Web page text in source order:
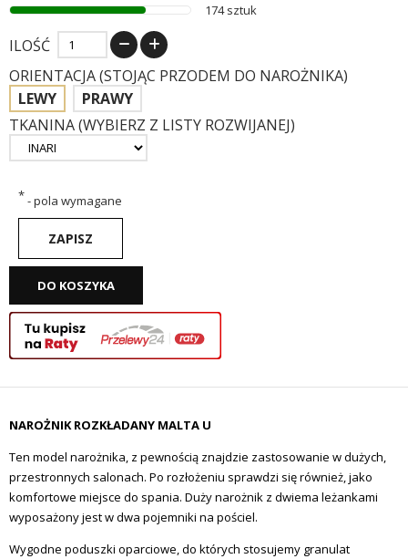
174 sztuk
ILOŚĆ
ORIENTACJA (STOJĄC PRZODEM DO NAROŻNIKA)
LEWY
PRAWY
TKANINA (WYBIERZ Z LISTY ROZWIJANEJ)
*- pola wymagane
ZAPISZ
DO KOSZYKA
NAROŻNIK ROZKŁADANY MALTA U
Ten model narożnika, z pewnością znajdzie zastosowanie w dużych,
przestronnych salonach. Po rozłożeniu sprawdzi się również, jako
komfortowe miejsce do spania. Duży narożnik z dwiema leżankami
wyposażony jest w dwa pojemniki na pościel.
Wygodne poduszki oparciowe, do których stosujemy granulat